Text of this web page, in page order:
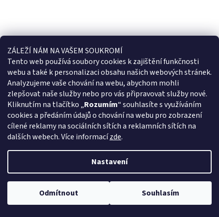
ZÁLEŽÍ NÁM NA VAŠEM SOUKROMÍ
Tento web používá soubory cookies kzajištění funkčnosti
webu a také k personalizaci obsahu našich webových stránek.
Analyzujeme vaše chování na webu, abychom mohli
zlepšovat naše služby nebo pro vás připravovat služby nové.
Kliknutím na tlačítko „Rozumím“ souhlasíte s využíváním
cookies a předáním údajů o chování na webu pro zobrazení
cílené reklamy na sociálních sítích a reklamních sítích na
dalších webech.Více informacízde.
Nastavení
Odmítnout Souhlasím